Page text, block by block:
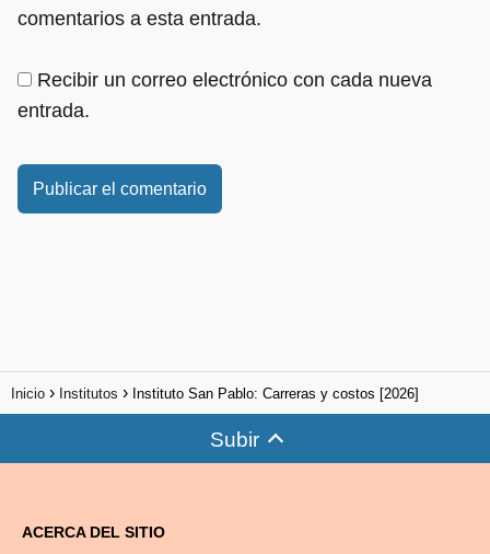
comentarios a esta entrada.
Recibir un correo electrónico con cada nueva
entrada.
Inicio Institutos Instituto San Pablo: Carreras y costos [2026]
Subir
ACERCA DEL SITIO